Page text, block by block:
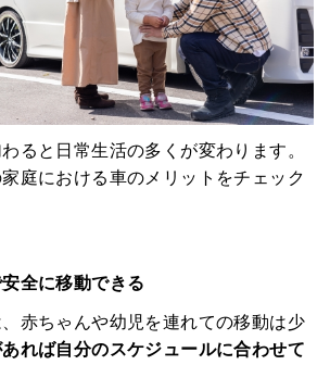
ると日常生活の多くが変わります。
庭における車のメリットをチェック
全に移動できる
赤ちゃんや幼児を連れての移動は少
れば自分のスケジュールに合わせて